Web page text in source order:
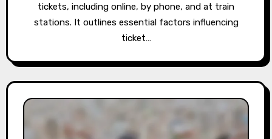
tickets, including online, by phone, and at train
stations. It outlines essential factors influencing
ticket…